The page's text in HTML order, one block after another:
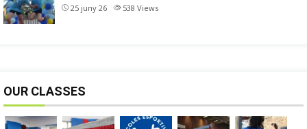
25 juny 26 538 Views
OUR CLASSES